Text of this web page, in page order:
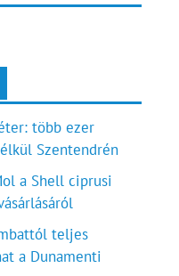
több ezer
Szentendrén
a Shell ciprusi
teljes
a Dunamenti